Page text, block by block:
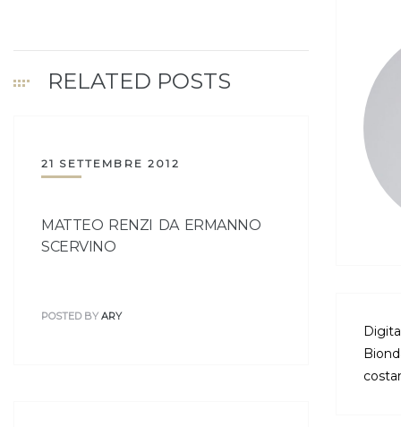
RELATED POSTS
21 SETTEMBRE 2012
MATTEO RENZI DA ERMANNO
SCERVINO
POSTED BY ARY